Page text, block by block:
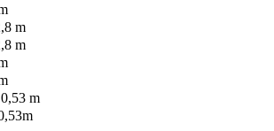
m
m
m